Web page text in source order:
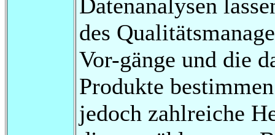
Datenanalysen
des
Vor-gänge und die
Produkte
jedoch zahlreiche